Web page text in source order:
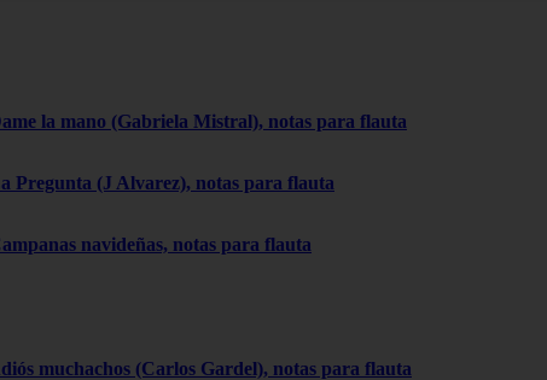
la mano (Gabriela Mistral), notas para flauta
Pregunta (J Alvarez), notas para flauta
navideñas, notas para flauta
muchachos (Carlos Gardel), notas para flauta